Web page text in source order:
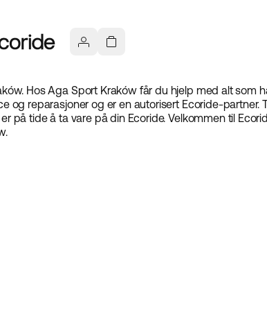
Hos Aga Sport Kraków får du hjelp med alt som
og reparasjoner og er en autorisert Ecoride-partner.
på tide å ta vare på din Ecoride. Velkommen til